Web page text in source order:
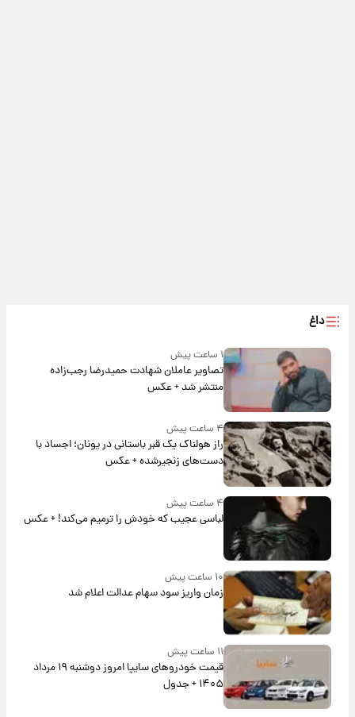
داغ
۱ ساعت پیش
تصاویر عاملان شهادت حمیدرضا رجب‌زاده
منتشر شد + عکس
۴ ساعت پیش
راز هولناک یک قبر باستانی در یونان؛ اجساد با
دست‌های زنجیرشده + عکس
لباسی عجیب که خودش را ترمیم می‌کند! + عکس
۱۰ ساعت پیش
زمان واریز سود سهام عدالت اعلام شد
قیمت خودروهای سایپا امروز دوشنبه ۱۹ مرداد
۱۴۰۵ + جدول